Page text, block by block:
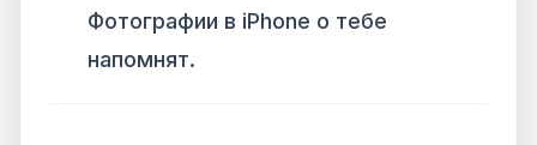
Фотографии в iPhone о тебе
напомнят.